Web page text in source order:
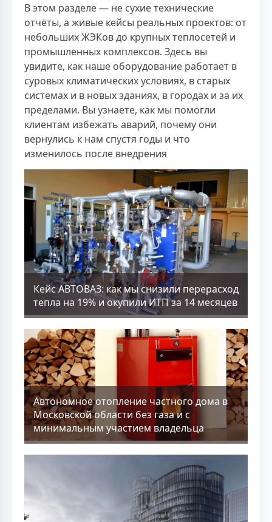
В этом разделе — не сухие технические
отчёты, а живые кейсы реальных проектов: от
небольших ЖЭКов до крупных теплосетей и
промышленных комплексов. Здесь вы
увидите, как наше оборудование работает в
суровых климатических условиях, в старых
системах и в новых зданиях, в городах и за их
пределами. Вы узнаете, как мы помогли
клиентам избежать аварий, почему они
вернулись к нам спустя годы и что
изменилось после внедрения
Кейс АВТОВАЗ: как мы снизили перерасход
тепла на 19% и окупили ИТП за 14 месяцев
Aвтономное отопление частного дома в
Московской области без газа и с
минимальным участием владельца